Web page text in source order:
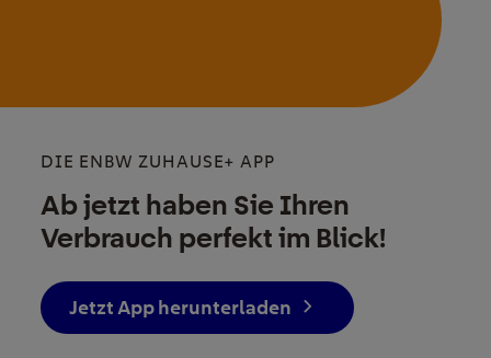
DIE ENBW ZUHAUSE+ APP
Ab jetzt haben Sie Ihren
Verbrauch perfekt im Blick!
Jetzt App herunterladen